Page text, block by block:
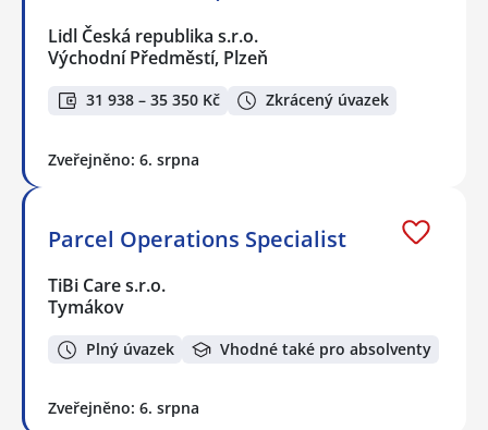
Lidl Česká republika s.r.o.
Východní Předměstí, Plzeň
31 938 – 35 350 Kč Zkrácený úvazek
Zveřejněno: 6. srpna
Parcel Operations Specialist
TiBi Care s.r.o.
Tymákov
Plný úvazek Vhodné také pro absolventy
Zveřejněno: 6. srpna